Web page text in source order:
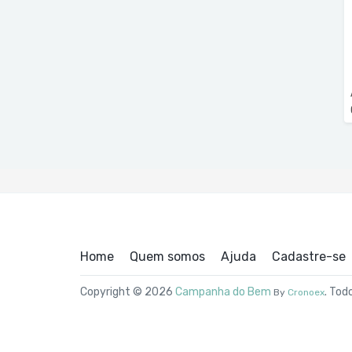
Home Quem somos Ajuda Cadastre-se
Copyright © 2026 Campanha do Bem By Cronoex.